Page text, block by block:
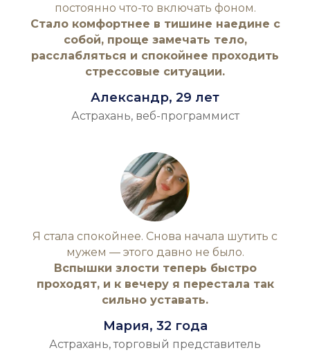
постоянно что-то включать фоном.
Стало комфортнее в тишине наедине с
собой, проще замечать тело,
расслабляться и спокойнее проходить
стрессовые ситуации.
Александр, 29 лет
Астрахань, веб-программист
Я стала спокойнее. Снова начала шутить с
мужем — этого давно не было.
Вспышки злости теперь быстро
проходят, и к вечеру я перестала так
сильно уставать.
Мария, 32 года
Астрахань, торговый представитель